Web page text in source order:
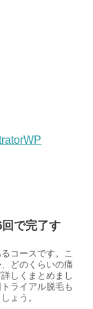
で完了す
コースです。こ
どのくらいの痛
しくまとめまし
ライアル脱毛も
ょう。